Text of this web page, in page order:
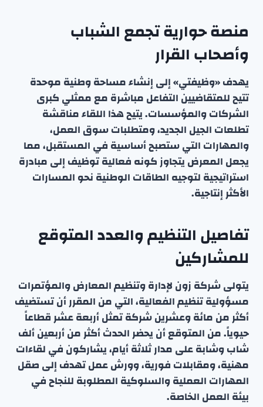
منصة حوارية تجمع الشباب
وأصحاب القرار
يهدف «وظيفتي» إلى إنشاء مساحة وطنية موحدة
تتيح للمتقاضيين التفاعل مباشرة مع ممثلي كبرى
الشركات والمؤسسات. يتيح هذا اللقاء مناقشة
تطلعات الجيل الجديد، ومتطلبات سوق العمل،
والمهارات التي ستصبح أساسية في المستقبل، مما
يجعل المعرض يتجاوز كونه فعالية توظيف إلى مبادرة
استراتيجية لتوجيه الطاقات الوطنية نحو المسارات
الأكثر إنتاجية.
تفاصيل التنظيم والعدد المتوقع
للمشاركين
يتولى شركة زون لإدارة وتنظيم المعارض والمؤتمرات
مسؤولية تنظيم الفعالية، التي من المقرر أن تستضيف
أكثر من مائة وعشرين شركة تمثل أربعة عشر قطاعاً
حيوياً. من المتوقع أن يحضر الحدث أكثر من أربعين ألف
شاب وشابة على مدار ثلاثة أيام، يشاركون في لقاءات
مهنية، ومقابلات فورية، وورش عمل تهدف إلى صقل
المهارات العملية والسلوكية المطلوبة للنجاح في
بيئة العمل الخاصة.